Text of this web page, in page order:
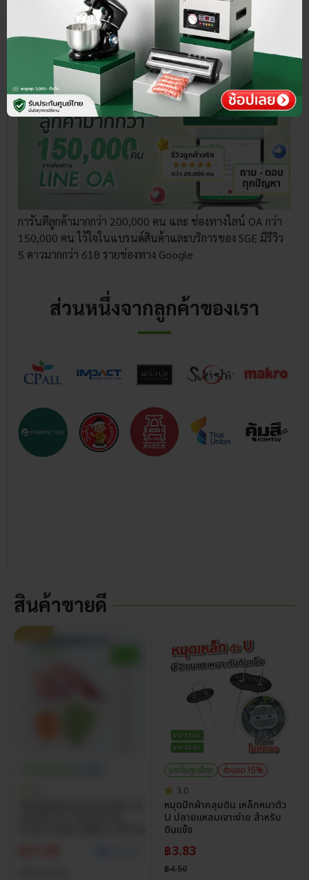
การันตีร้านค้าของเรา มีผู้ติดตามกว่า 200,000 คน ขายดีอันดับ
1 รีวิว 4.8/ 5 ดาวมากกว่า 30,000 คน
การันตีลูกค้ามากกว่า 200,000 คน และ ช่องทางไลน์ OA กว่า
150,000 คน ไว้ใจในแบรนด์สินค้าและบริการของ SGE มีรีวิว
5 ดาวมากกว่า 618 รายช่องทาง Google
ส่วนหนึ่งจากลูกค้าของเรา
สินค้าขายดี
ประกันศูนย์ไทย
ส่วนลด 15%
3.0
หมุดปักผ้าคลุมดิน เหล็กหนาตัว
U ปลายแหลมเจาะง่าย สำหรับ
ดินแข็ง
฿3.83
฿4.50